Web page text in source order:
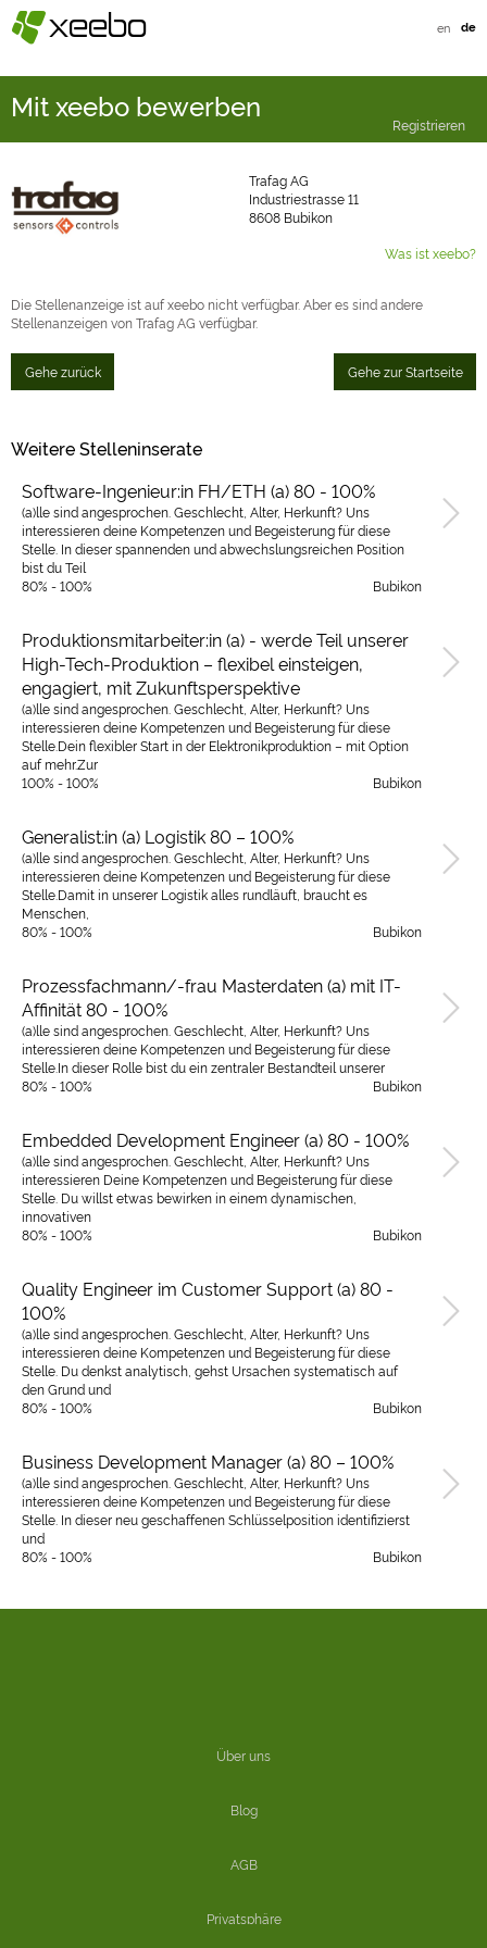
§xeebo en de
Mit xeebo bewerben
Registrieren
Trafag AG
Industriestrasse 11
8608 Bubikon
Was ist xeebo?
Die Stellenanzeige ist auf xeebo nicht verfügbar. Aber es sind andere
Stellenanzeigen von Trafag AG verfügbar.
Gehe zurück Gehe zur Startseite
Weitere Stelleninserate
Software-Ingenieur:in FH/ETH (a) 80 - 100%
(a)lle sind angesprochen. Geschlecht, Alter, Herkunft? Uns
interessieren deine Kompetenzen und Begeisterung für diese
Stelle. In dieser spannenden und abwechslungsreichen Position
bist du Teil
80% - 100%
Bubikon
Produktionsmitarbeiter:in (a) - werde Teil unserer
High-Tech-Produktion – flexibel einsteigen,
engagiert, mit Zukunftsperspektive
(a)lle sind angesprochen. Geschlecht, Alter, Herkunft? Uns
interessieren deine Kompetenzen und Begeisterung für diese
Stelle.Dein flexibler Start in der Elektronikproduktion – mit Option
auf mehr.Zur
100% - 100%
Bubikon
Generalist:in (a) Logistik 80 – 100%
(a)lle sind angesprochen. Geschlecht, Alter, Herkunft? Uns
interessieren deine Kompetenzen und Begeisterung für diese
Stelle.Damit in unserer Logistik alles rundläuft, braucht es
Menschen,
80% - 100%
Bubikon
Prozessfachmann/-frau Masterdaten (a) mit IT-
Affinität 80 - 100%
(a)lle sind angesprochen. Geschlecht, Alter, Herkunft? Uns
interessieren deine Kompetenzen und Begeisterung für diese
Stelle.In dieser Rolle bist du ein zentraler Bestandteil unserer
80% - 100%
Bubikon
Embedded Development Engineer (a) 80 - 100%
(a)lle sind angesprochen. Geschlecht, Alter, Herkunft? Uns
interessieren Deine Kompetenzen und Begeisterung für diese
Stelle. Du willst etwas bewirken in einem dynamischen,
innovativen
80% - 100%
Bubikon
Quality Engineer im Customer Support (a) 80 -
100%
(a)lle sind angesprochen. Geschlecht, Alter, Herkunft? Uns
interessieren deine Kompetenzen und Begeisterung für diese
Stelle. Du denkst analytisch, gehst Ursachen systematisch auf
den Grund und
80% - 100%
Bubikon
Business Development Manager (a) 80 – 100%
(a)lle sind angesprochen. Geschlecht, Alter, Herkunft? Uns
interessieren deine Kompetenzen und Begeisterung für diese
Stelle. In dieser neu geschaffenen Schlüsselposition identifizierst
und
80% - 100%
Bubikon
Über uns
Blog
AGB
Privatsphäre